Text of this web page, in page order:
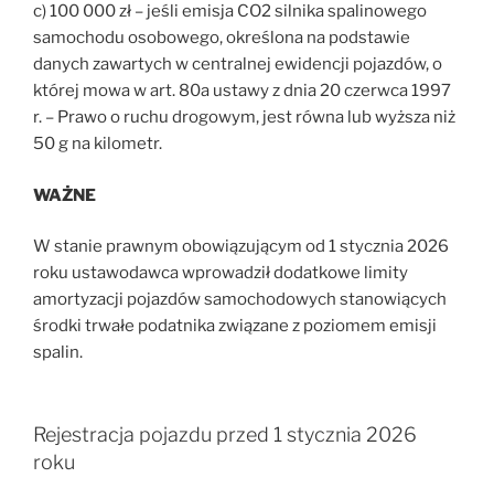
c) 100 000 zł – jeśli emisja CO2 silnika spalinowego
samochodu osobowego, określona na podstawie
danych zawartych w centralnej ewidencji pojazdów, o
której mowa w art. 80a ustawy z dnia 20 czerwca 1997
r. – Prawo o ruchu drogowym, jest równa lub wyższa niż
50 g na kilometr.
WAŻNE
W stanie prawnym obowiązującym od 1 stycznia 2026
roku ustawodawca wprowadził dodatkowe limity
amortyzacji pojazdów samochodowych stanowiących
środki trwałe podatnika związane z poziomem emisji
spalin.
Rejestracja pojazdu przed 1 stycznia 2026
roku